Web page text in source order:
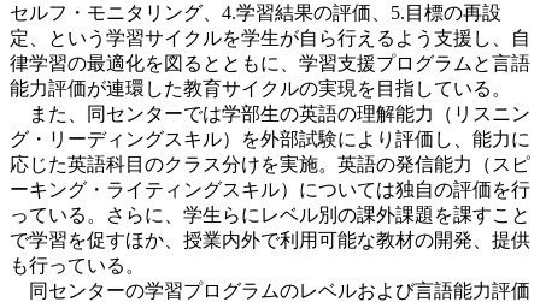
セルフ・モニタリング、4.学習結果の評価、5.目標の再設
定、という学習サイクルを学生が自ら行えるよう支援し、自
律学習の最適化を図るとともに、学習支援プログラムと言語
能力評価が連環した教育サイクルの実現を目指している。
また、同センターでは学部生の英語の理解能力（リスニン
グ・リーディングスキル）を外部試験により評価し、能力に
応じた英語科目のクラス分けを実施。英語の発信能力（スピ
ーキング・ライティングスキル）については独自の評価を行
っている。さらに、学生らにレベル別の課外課題を課すこと
で学習を促すほか、授業内外で利用可能な教材の開発、提供
も行っている。
同センターの学習プログラムのレベルおよび言語能力評価